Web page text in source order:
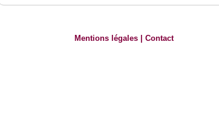
Mentions légales |Contact